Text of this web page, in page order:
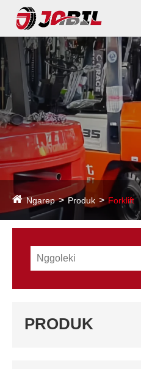
Ngarep Produk Forklift
PRODUK